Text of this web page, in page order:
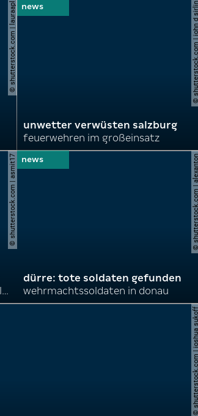
© shutterstock.com | lauraapl ©
unwetter verwüsten salzburg
feuerwehren im großeinsatz
© shutterstock.com | asmit17
nordkoreas sommerliche empfehlungen
© shutterstock.com | alexanton
dürre: tote soldaten gefunden
wehrmachtssoldaten in donau
©